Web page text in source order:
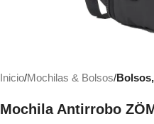
Inicio Mochilas & Bolsos
Mochila Antirrobo